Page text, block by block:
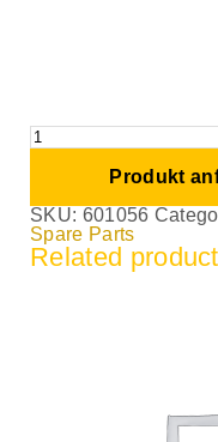
Produkt
SKU: 601056
Spare Parts
Related